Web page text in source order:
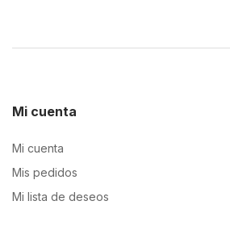
Mi cuenta
Mi cuenta
Mis pedidos
Mi lista de deseos